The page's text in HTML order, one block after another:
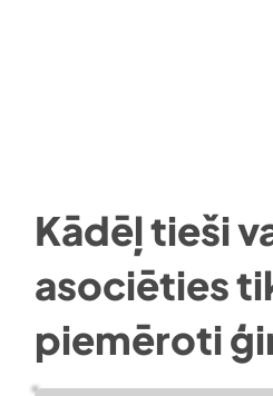
Kādēļ tieši
asociēties
piemēroti